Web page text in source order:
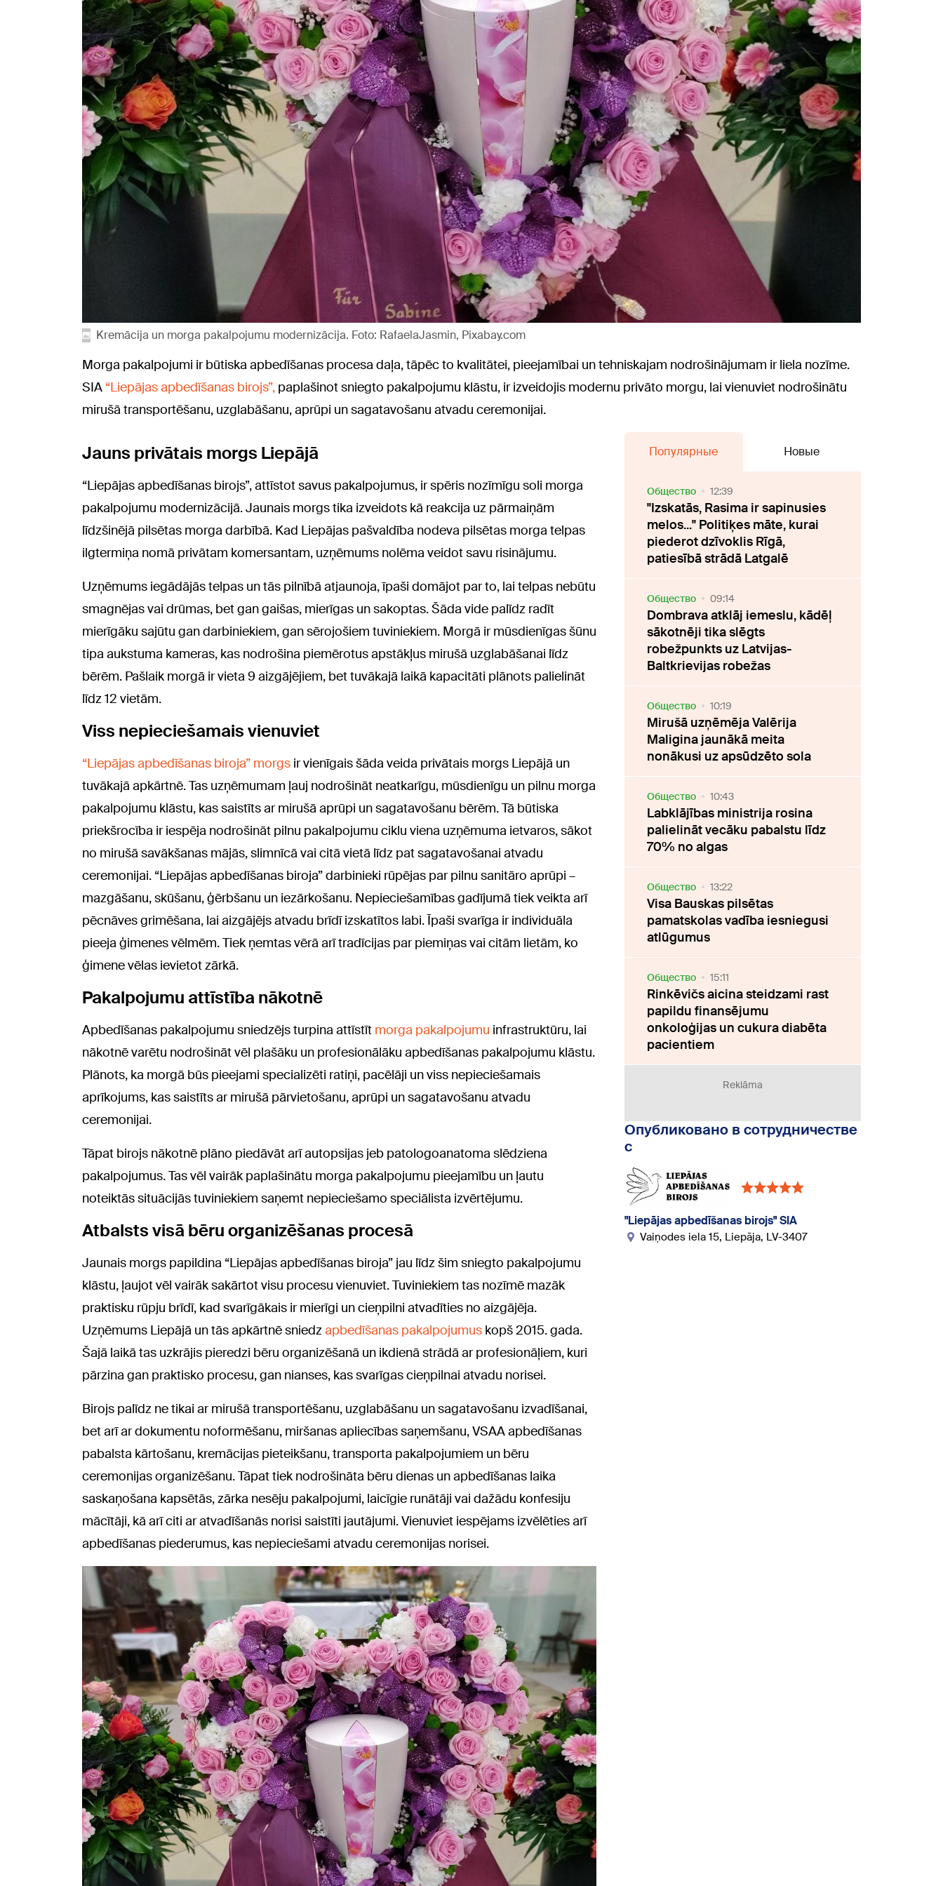
Kremācija un morga pakalpojumu modernizācija. Foto: RafaelaJasmin, Pixabay.com
Morga pakalpojumi ir būtiska apbedīšanas procesa daļa, tāpēc to kvalitātei, pieejamībai un tehniskajam nodrošinājumam ir liela nozīme.
SIA “Liepājas apbedīšanas birojs”, paplašinot sniegto pakalpojumu klāstu, ir izveidojis modernu privāto morgu, lai vienuviet nodrošinātu
mirušā transportēšanu, uzglabāšanu, aprūpi un sagatavošanu atvadu ceremonijai.
Jauns privātais morgs Liepājā
“Liepājas apbedīšanas birojs”, attīstot savus pakalpojumus, ir spēris nozīmīgu soli morga
pakalpojumu modernizācijā. Jaunais morgs tika izveidots kā reakcija uz pārmaiņām
līdzšinējā pilsētas morga darbībā. Kad Liepājas pašvaldība nodeva pilsētas morga telpas
ilgtermiņa nomā privātam komersantam, uzņēmums nolēma veidot savu risinājumu.
Uzņēmums iegādājās telpas un tās pilnībā atjaunoja, īpaši domājot par to, lai telpas nebūtu
smagnējas vai drūmas, bet gan gaišas, mierīgas un sakoptas. Šāda vide palīdz radīt
mierīgāku sajūtu gan darbiniekiem, gan sērojošiem tuviniekiem. Morgā ir mūsdienīgas šūnu
tipa aukstuma kameras, kas nodrošina piemērotus apstākļus mirušā uzglabāšanai līdz
bērēm. Pašlaik morgā ir vieta 9 aizgājējiem, bet tuvākajā laikā kapacitāti plānots palielināt
līdz 12 vietām.
Viss nepieciešamais vienuviet
“Liepājas apbedīšanas biroja” morgs ir vienīgais šāda veida privātais morgs Liepājā un
tuvākajā apkārtnē. Tas uzņēmumam ļauj nodrošināt neatkarīgu, mūsdienīgu un pilnu morga
pakalpojumu klāstu, kas saistīts ar mirušā aprūpi un sagatavošanu bērēm. Tā būtiska
priekšrocība ir iespēja nodrošināt pilnu pakalpojumu ciklu viena uzņēmuma ietvaros, sākot
no mirušā savākšanas mājās, slimnīcā vai citā vietā līdz pat sagatavošanai atvadu
ceremonijai. “Liepājas apbedīšanas biroja” darbinieki rūpējas par pilnu sanitāro aprūpi –
mazgāšanu, skūšanu, ģērbšanu un iezārkošanu. Nepieciešamības gadījumā tiek veikta arī
pēcnāves grimēšana, lai aizgājējs atvadu brīdī izskatītos labi. Īpaši svarīga ir individuāla
pieeja ģimenes vēlmēm. Tiek ņemtas vērā arī tradīcijas par piemiņas vai citām lietām, ko
ģimene vēlas ievietot zārkā.
Pakalpojumu attīstība nākotnē
Apbedīšanas pakalpojumu sniedzējs turpina attīstīt morga pakalpojumu infrastruktūru, lai
nākotnē varētu nodrošināt vēl plašāku un profesionālāku apbedīšanas pakalpojumu klāstu.
Plānots, ka morgā būs pieejami specializēti ratiņi, pacēlāji un viss nepieciešamais
aprīkojums, kas saistīts ar mirušā pārvietošanu, aprūpi un sagatavošanu atvadu
ceremonijai.
Tāpat birojs nākotnē plāno piedāvāt arī autopsijas jeb patologoanatoma slēdziena
pakalpojumus. Tas vēl vairāk paplašinātu morga pakalpojumu pieejamību un ļautu
noteiktās situācijās tuviniekiem saņemt nepieciešamo speciālista izvērtējumu.
Atbalsts visā bēru organizēšanas procesā
Jaunais morgs papildina “Liepājas apbedīšanas biroja” jau līdz šim sniegto pakalpojumu
klāstu, ļaujot vēl vairāk sakārtot visu procesu vienuviet. Tuviniekiem tas nozīmē mazāk
praktisku rūpju brīdī, kad svarīgākais ir mierīgi un cieņpilni atvadīties no aizgājēja.
Uzņēmums Liepājā un tās apkārtnē sniedzapbedīšanas pakalpojumus kopš 2015. gada.
Šajā laikā tas uzkrājis pieredzi bēru organizēšanā un ikdienā strādā ar profesionāļiem, kuri
pārzina gan praktisko procesu, gan nianses, kas svarīgas cieņpilnai atvadu norisei.
Birojs palīdz ne tikai ar mirušā transportēšanu, uzglabāšanu un sagatavošanu izvadīšanai,
bet arī ar dokumentu noformēšanu, miršanas apliecības saņemšanu, VSAA apbedīšanas
pabalsta kārtošanu, kremācijas pieteikšanu, transporta pakalpojumiem un bēru
ceremonijas organizēšanu. Tāpat tiek nodrošināta bēru dienas un apbedīšanas laika
saskaņošana kapsētās, zārka nesēju pakalpojumi, laicīgie runātāji vai dažādu konfesiju
mācītāji, kā arī citi ar atvadīšanās norisi saistīti jautājumi. Vienuviet iespējams izvēlēties arī
apbedīšanas piederumus, kas nepieciešami atvadu ceremonijas norisei.
Популярные Новые
Oбщество 12:39
"Izskatās, Rasima ir sapinusies
melos..." Politiķes māte, kurai
piederot dzīvoklis Rīgā,
patiesībā strādā Latgalē
Oбщество 09:14
Dombrava atklāj iemeslu, kādēļ
sākotnēji tika slēgts
robežpunkts uz Latvijas-
Baltkrievijas robežas
Oбщество 10:19
Mirušā uzņēmēja Valērija
Maligina jaunākā meita
nonākusi uz apsūdzēto sola
Oбщество 10:43
Labklājības ministrija rosina
palielināt vecāku pabalstu līdz
70% no algas
Oбщество 13:22
Visa Bauskas pilsētas
pamatskolas vadība iesniegusi
atlūgumus
Oбщество 15:11
Rinkēvičs aicina steidzami rast
papildu finansējumu
onkoloģijas un cukura diabēta
pacientiem
Reklāma
Опубликовано в сотрудничестве
с
"Liepājas apbedīšanas birojs" SIA
Vaiņodes iela 15, Liepāja, LV-3407